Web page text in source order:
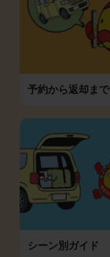
予約から返却まで
シーン別ガイド